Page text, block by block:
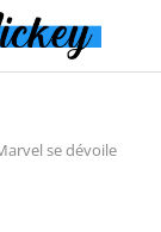
se dévoile